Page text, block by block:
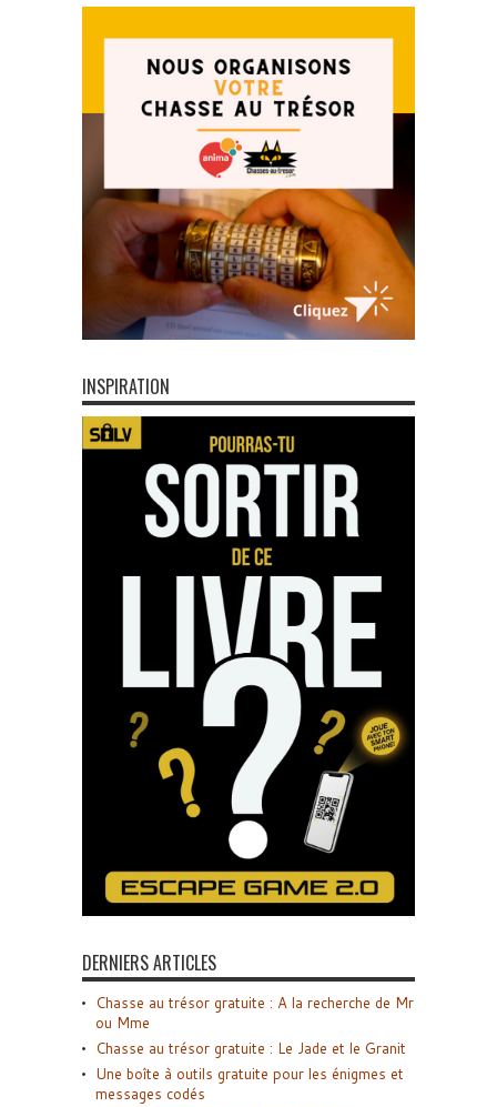
INSPIRATION
DERNIERS ARTICLES
Chasse au trésor gratuite : A la recherche de Mr
ou Mme
Chasse au trésor gratuite : Le Jade et le Granit
Une boîte à outils gratuite pour les énigmes et
messages codés